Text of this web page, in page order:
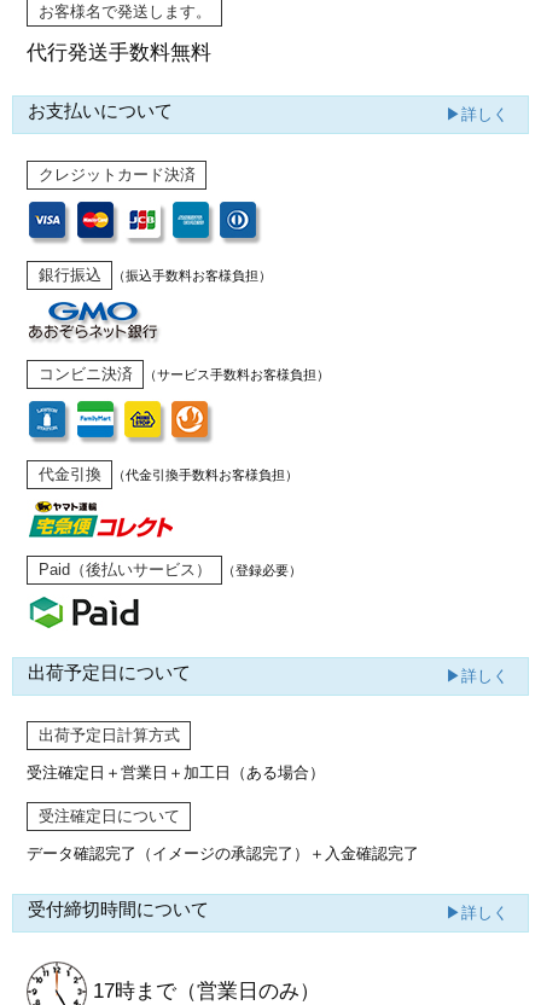
お客様名で発送します。
代行発送手数料無料
お支払いについて ▶詳しく
クレジットカード決済
銀行振込 （振込手数料お客様負担）
コンビニ決済 （サービス手数料お客様負担）
代金引換 （代金引換手数料お客様負担）
Paid（後払いサービス） （登録必要）
出荷予定日について ▶詳しく
出荷予定日計算方式
受注確定日＋営業日＋加工日（ある場合）
受注確定日について
データ確認完了（イメージの承認完了） ＋入金確認完了
受付締切時間について ▶詳しく
17時まで （営業日のみ）